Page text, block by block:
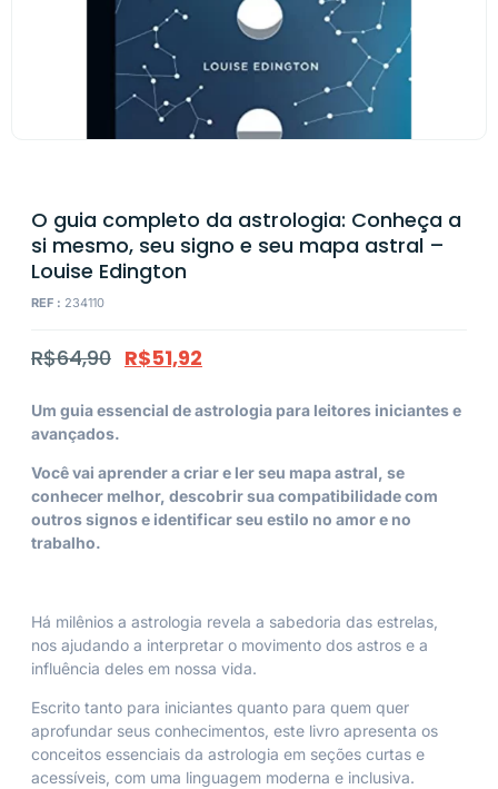
O guia completo da astrologia: Conheça a
si mesmo, seu signo e seu mapa astral –
Louise Edington
REF : 234110
R$64,90 R$51,92
Um guia essencial de astrologia para leitores iniciantes e
avançados.
Você vai aprender a criar e ler seu mapa astral, se
conhecer melhor, descobrir sua compatibilidade com
outros signos e identificar seu estilo no amor e no
trabalho.
Há milênios a astrologia revela a sabedoria das estrelas,
nos ajudando a interpretar o movimento dos astros e a
influência deles em nossa vida.
Escrito tanto para iniciantes quanto para quem quer
aprofundar seus conhecimentos, este livro apresenta os
conceitos essenciais da astrologia em seções curtas e
acessíveis, com uma linguagem moderna e inclusiva.